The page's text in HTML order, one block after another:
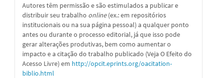
Autores têm permissão e são estimulados a publicar e
distribuir seu trabalho online(ex.: em repositórios
institucionais ou na sua página pessoal) a qualquer ponto
antes ou durante o processo editorial, já que isso pode
gerar alterações produtivas, bem como aumentar o
impacto e a citação do trabalho publicado (Veja O Efeito do
Acesso Livre) em http://opcit.eprints.org/oacitation-
biblio.html